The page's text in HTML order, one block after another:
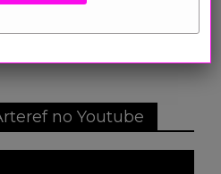
no Youtube